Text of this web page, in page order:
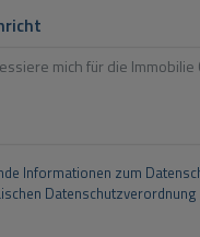
Informationen zum
Datenschutzverordnung